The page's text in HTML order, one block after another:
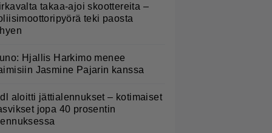
takaa-ajoi skoottereita –
teki paosta
Hjallis Harkimo menee
Jasmine Pajarin kanssa
aloitti jättialennukset – kotimaiset
jopa 40 prosentin